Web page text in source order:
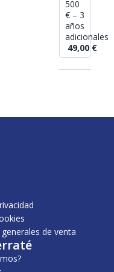
500
€ – 3
años
adicionales
49,00 €
de venta